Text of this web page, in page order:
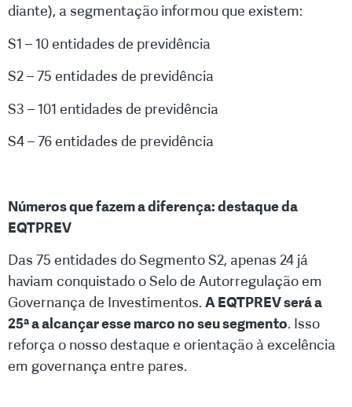
diante), a segmentação informou que existem:
S1 – 10 entidades de previdência
S2 – 75 entidades de previdência
S3 – 101 entidades de previdência
S4 – 76 entidades de previdência
Números que fazem a diferença: destaque da
EQTPREV
Das 75 entidades do Segmento S2, apenas 24 já
haviam conquistado o Selo de Autorregulação em
Governança de Investimentos.A EQTPREV será a
25ª a alcançar esse marco no seu segmento. Isso
reforça o nosso destaque e orientação à excelência
em governança entre pares.